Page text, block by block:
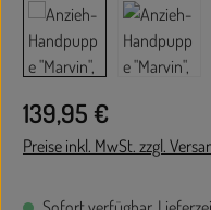
Regulärer Preis:
139,95 €
Preise inkl. MwSt. zzgl.